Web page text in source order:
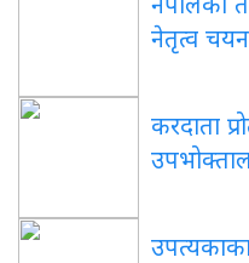
नेतृत्व चयन
करदाता